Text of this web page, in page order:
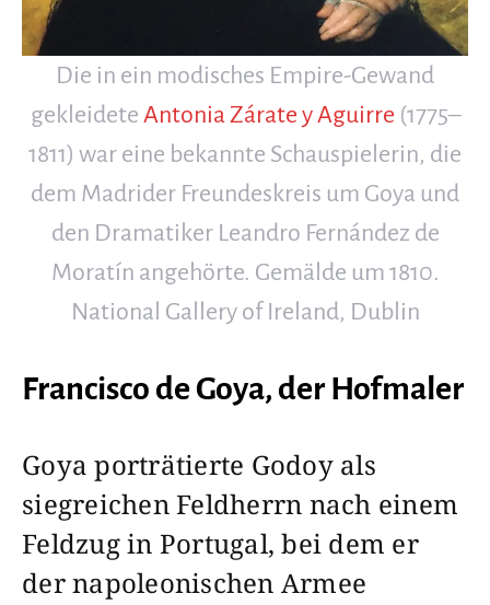
Die in ein modisches Empire-Gewand
gekleidete Antonia Zárate y Aguirre (1775–
1811) war eine bekannte Schauspielerin, die
dem Madrider Freundeskreis um Goya und
den Dramatiker Leandro Fernández de
Moratín angehörte. Gemälde um 1810.
National Gallery of Ireland, Dublin
Francisco de Goya, der Hofmaler
Goya porträtierte Godoy als
siegreichen Feldherrn nach einem
Feldzug in Portugal, bei dem er
der napoleonischen Armee